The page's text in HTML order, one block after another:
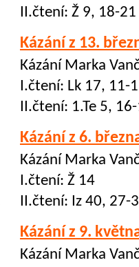
II.čtení: Ž 9, 18-21
Kázání z 13.
Kázání Marka
I.čtení: Lk 17, 11-
II.čtení: 1.Te 5,
Kázání z 6.
Kázání Marka
I.čtení: Ž 14
II.čtení: Iz 40, 27-
Kázání z 9.
Kázání Marka